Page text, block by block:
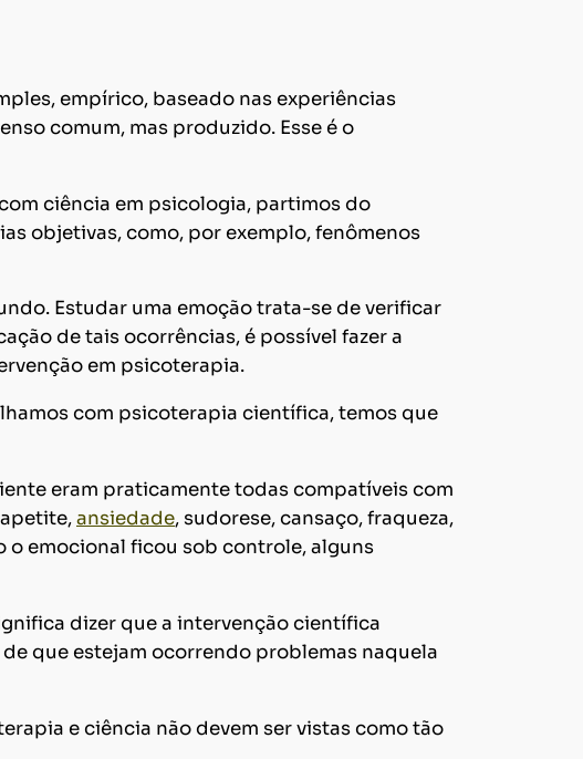
empírico, baseado nas experiências
comum, mas produzido. Esse é o
ciência em psicologia, partimos do
objetivas, como, por exemplo, fenômenos
Estudar uma emoção trata-se de verificar
de tais ocorrências, é possível fazer a
em psicoterapia.
com psicoterapia científica, temos que
eram praticamente todas compatíveis com
ansiedade, sudorese, cansaço, fraqueza,
o emocional ficou sob controle, alguns
dizer que a intervenção científica
que estejam ocorrendo problemas naquela
e ciência não devem ser vistas como tão